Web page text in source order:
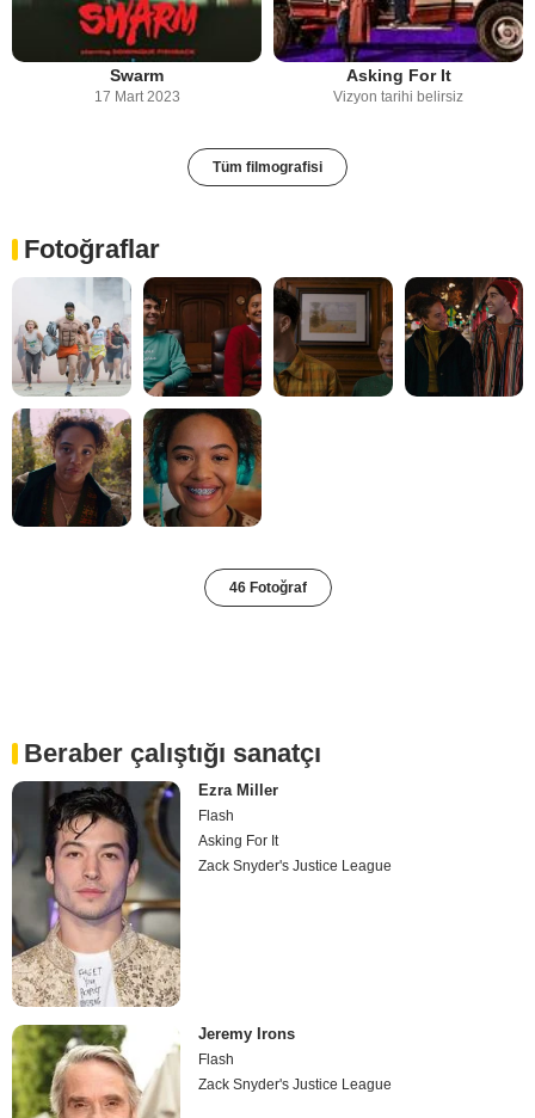
Swarm
17 Mart 2023
Asking For It
Vizyon tarihi belirsiz
Tüm filmografisi
Fotoğraflar
46 Fotoğraf
Beraber çalıştığı sanatçı
Ezra Miller
Flash
Asking For It
Zack Snyder's Justice League
Jeremy Irons
Flash
Zack Snyder's Justice League